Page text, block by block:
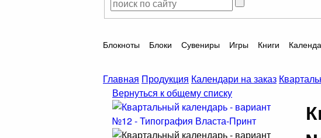
Блокноты Блоки Сувениры Игры Книги
Главная Продукция Календари на заказ
Вернуться к общему списку